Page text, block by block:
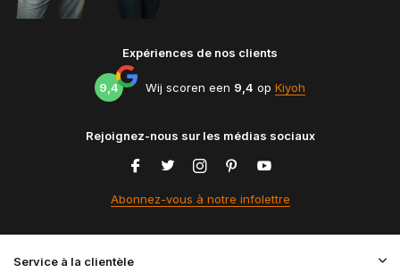
Expériences de nos clients
9,4 Wij scoren een 9,4 op Kiyoh
Rejoignez-nous sur les médias sociaux
Abonnez-vous à notre infolettre
Service à la clientèle